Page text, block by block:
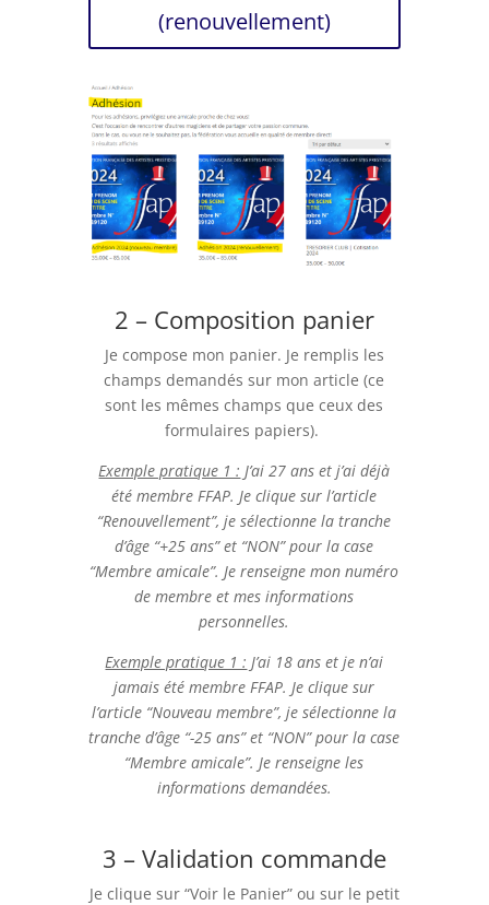
(renouvellement)
2 – Composition panier
Je compose mon panier. Je remplis les
champs demandés sur mon article (ce
sont les mêmes champs que ceux des
formulaires papiers).
Exemple pratique 1 : J’ai 27 ans et j’ai déjà
été membre FFAP. Je clique sur l’article
“Renouvellement”, je sélectionne la tranche
d’âge “+25 ans” et “NON” pour la case
“Membre amicale”. Je renseigne mon numéro
de membre et mes informations
personnelles.
Exemple pratique 1 : J’ai 18 ans et je n’ai
jamais été membre FFAP. Je clique sur
l’article “Nouveau membre”, je sélectionne la
tranche d’âge “-25 ans” et “NON” pour la case
“Membre amicale”. Je renseigne les
informations demandées.
3 – Validation commande
Je clique sur “Voir le Panier” ou sur le petit